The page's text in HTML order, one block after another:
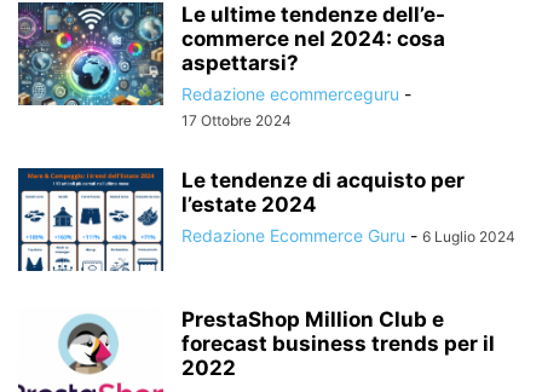
Le ultime tendenze dell’e-
commerce nel 2024: cosa
aspettarsi?
Redazione ecommerceguru -
17 Ottobre 2024
Le tendenze di acquisto per
l’estate 2024
Redazione Ecommerce Guru - 6 Luglio 2024
PrestaShop Million Club e
forecast business trends per il
2022